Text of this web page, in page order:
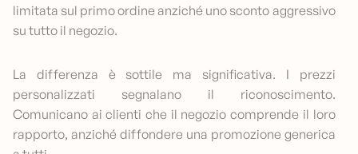
limitata sul primo ordine anziché uno sconto aggressivo
su tutto il negozio.
La differenza è sottile ma significativa. I prezzi
personalizzati segnalano il riconoscimento.
Comunicano ai clienti che il negozio comprende il loro
rapporto, anziché diffondere una promozione generica